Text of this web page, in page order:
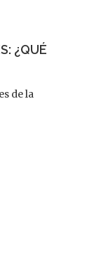
¿QUÉ
de la